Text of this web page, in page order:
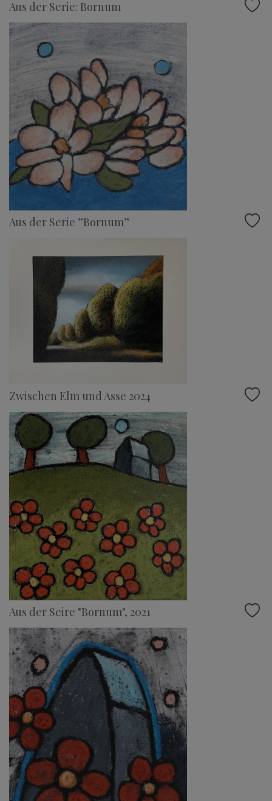
Aus der Serie: Bornum
Aus der Serie ”Bornum”
Zwischen Elm und Asse 2024
Aus der Seire "Bornum", 2021